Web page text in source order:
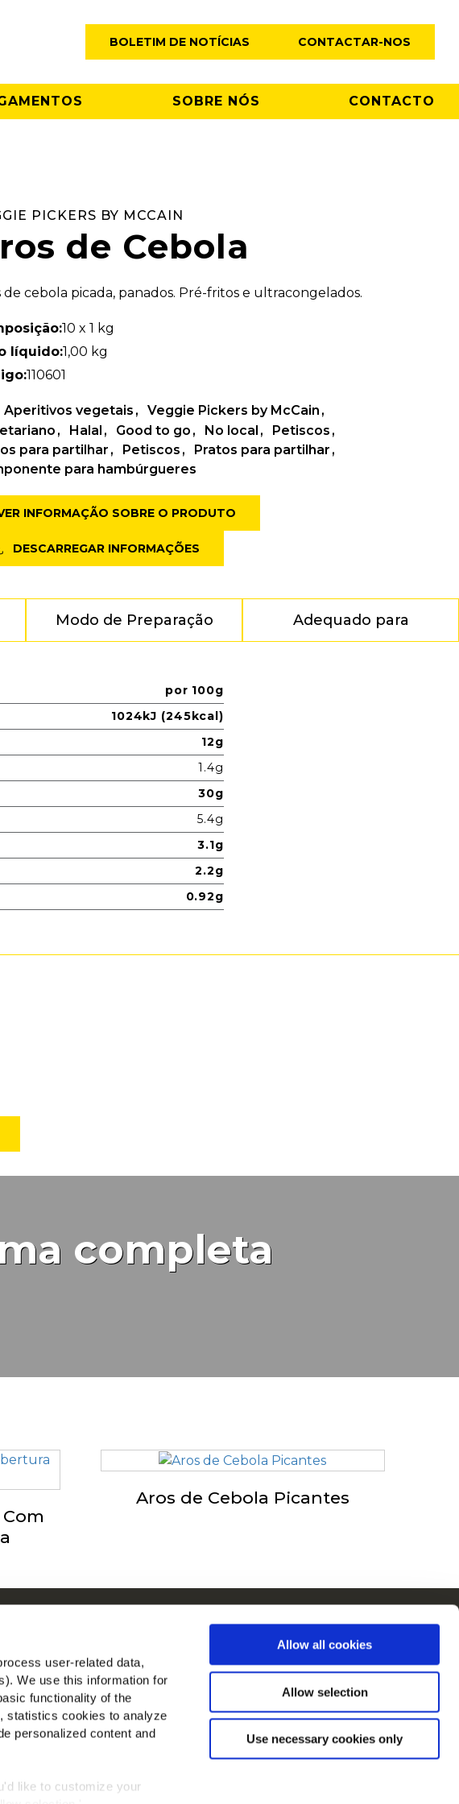
user-related data,
We use this information for
functionality of the
statistics cookies to analyze
personalized content and
like to customize your
Allow all cookies
Allow selection
Use necessary cookies only
BOLETIM DE NOTÍCIAS CONTACTAR-NOS
SOBRE NÓS CONTACTO
PICKERS BY MCCAIN
de Cebola
de cebola picada, panados. Pré-fritos e ultracongelados.
10 x 1 kg
líquido:1,00 kg
110601
Aperitivos vegetais
Veggie Pickers by McCain
Halal Good to go No local
Petiscos
para partilhar
Petiscos
Pratos para partilhar
para hambúrgueres
INFORMAÇÃO SOBRE O PRODUTO
DESCARREGAR INFORMAÇÕES
Modo de Preparação Adequado para
por 100g
1024kJ (245kcal)
12g
1.4g
30g
5.4g
3.1g
2.2g
0.92g
completa
Aros de Cebola Picantes
McCain na Europa